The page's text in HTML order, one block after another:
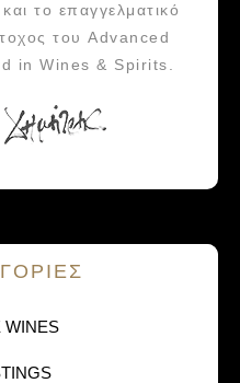
το επαγγελματικό
του Advanced
in Wines & Spirits.
WINES